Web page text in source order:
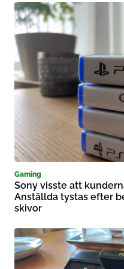
Gaming
Sony visste att
Anställda tystas efter
skivor